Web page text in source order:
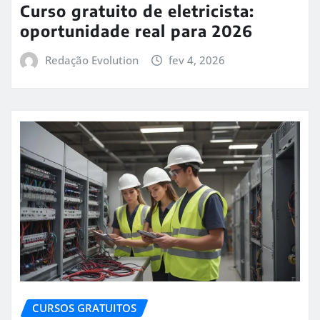
Curso gratuito de eletricista:
oportunidade real para 2026
Redação Evolution fev 4, 2026
CURSOS GRATUITOS